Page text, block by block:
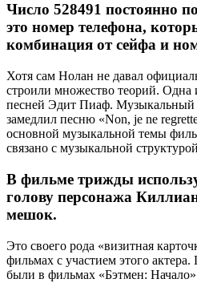
Число 528491 постоянно
это номер телефона,
комбинация от сейфа и
Хотя сам Нолан не давал
строили множество теорий. Одна
песней Эдит Пиаф.
замедлил песню «Non, je ne
основной музыкальной темы
связано с музыкальной
В фильме трижды
голову персонажа
мешок.
Это своего рода «визитная
фильмах с участием этого
были в фильмах «Бэтмен: